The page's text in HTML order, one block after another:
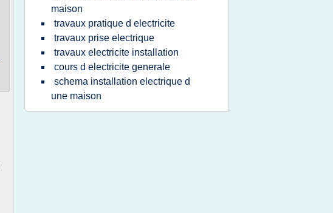
maison
travaux pratique d electricite
travaux prise electrique
travaux electricite installation
cours d electricite generale
schema installation electrique d
une maison